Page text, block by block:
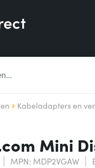
Kabeladapters en
Mini
MPN: MDP2VGAW